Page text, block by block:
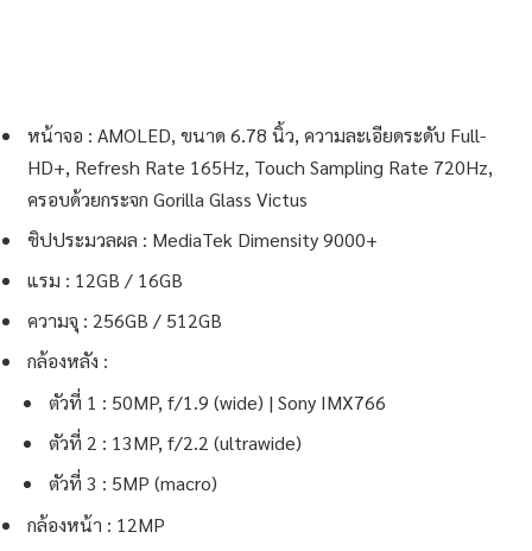
หน้าจอ : AMOLED, ขนาด 6.78 นิ้ว, ความละเอียดระดับ Full-
HD+, Refresh Rate 165Hz, Touch Sampling Rate 720Hz,
ครอบด้วยกระจก Gorilla Glass Victus
ชิปประมวลผล : MediaTek Dimensity 9000+
แรม : 12GB / 16GB
ความจุ : 256GB / 512GB
กล้องหลัง :
ตัวที่ 1 : 50MP, f/1.9 (wide) | Sony IMX766
ตัวที่ 2 : 13MP, f/2.2 (ultrawide)
ตัวที่ 3 : 5MP (macro)
กล้องหน้า : 12MP